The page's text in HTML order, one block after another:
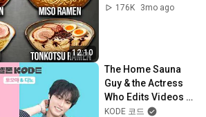
12:10
176K
3mo ago
The Home Sauna
Guy & the Actress
Who Edits Videos |
SEVENTEEN DINO &
KODE 코드